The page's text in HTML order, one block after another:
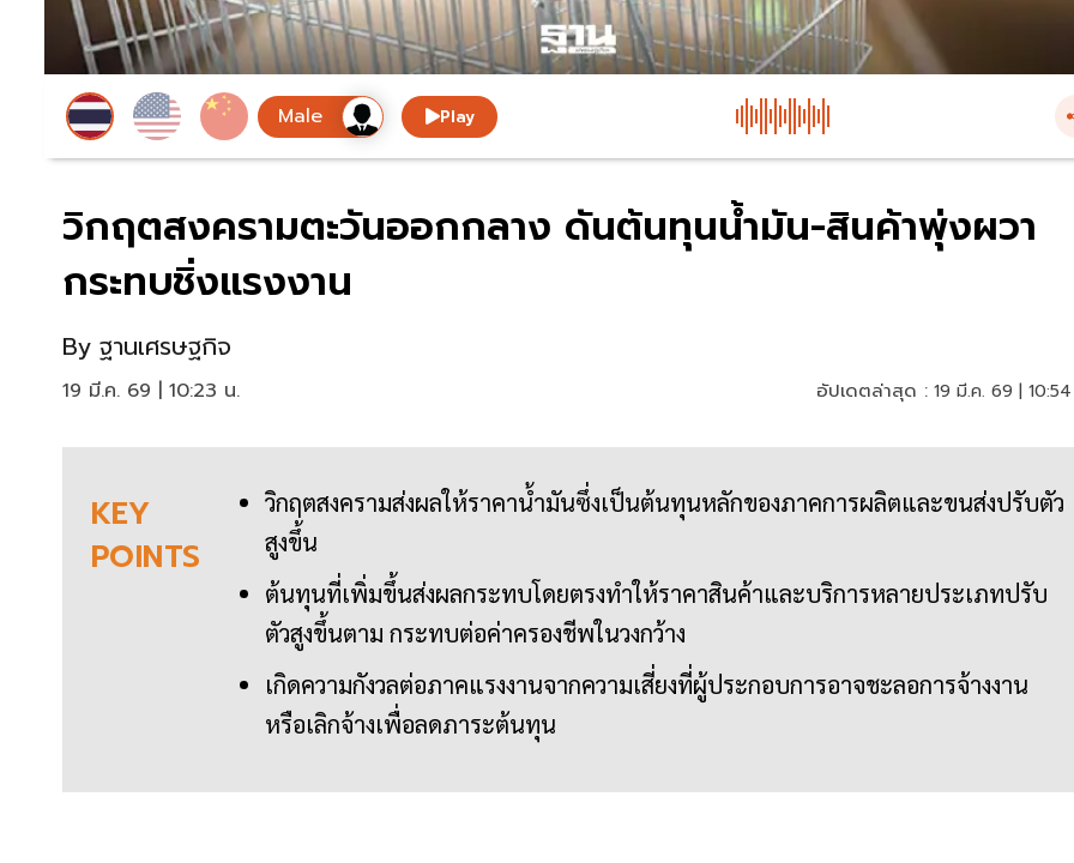
Play
วิกฤตสงครามตะวันออกกลาง ดันต้นทุนน้ำมัน-สินค้าพุ่งผวา
กระทบชิ่งแรงงาน
By ฐานเศรษฐกิจ
19 มี.ค. 69 | 10:23 น. อัปเดตล่าสุด : 19 มี.ค. 69 |
KEY
POINTS
วิกฤตสงครามส่งผลให้ราคาน้ำมันซึ่งเป็นต้นทุนหลักของภาคการผลิตและขนส่งปรับตัว
สูงขึ้น
ต้นทุนที่เพิ่มขึ้นส่งผลกระทบโดยตรงทำให้ราคาสินค้าและบริการหลายประเภทปรับ
ตัวสูงขึ้นตาม กระทบต่อค่าครองชีพในวงกว้าง
เกิดความกังวลต่อภาคแรงงานจากความเสี่ยงที่ผู้ประกอบการอาจชะลอการจ้างงาน
หรือเลิกจ้างเพื่อลดภาระต้นทุน